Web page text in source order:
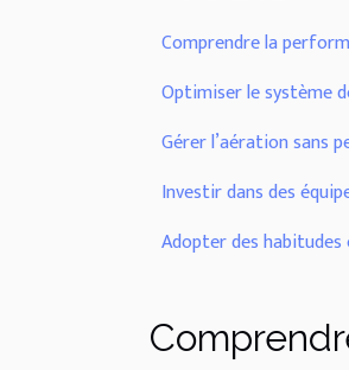
Comprendre la
Optimiser le système
Gérer l’aération sans
Investir dans des
Adopter des